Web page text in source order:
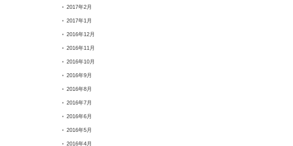
2017年2月
2017年1月
2016年12月
2016年11月
2016年10月
2016年9月
2016年8月
2016年7月
2016年6月
2016年5月
2016年4月